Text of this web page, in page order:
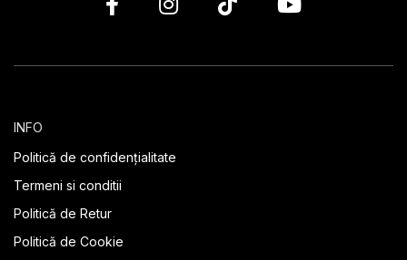
INFO
Politică de confidențialitate
Termeni si conditii
Politică de Retur
Politică de Cookie